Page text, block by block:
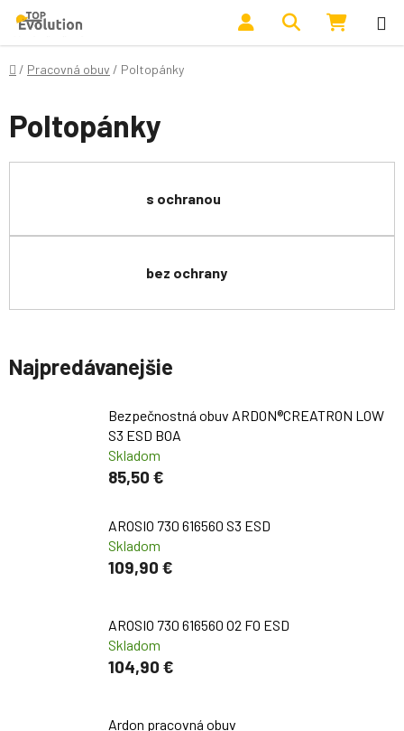
Prejsť na obsah Hľadať
Domov
/ Pracovná obuv / Poltopánky
Poltopánky
s ochranou
bez ochrany
Najpredávanejšie
Bezpečnostná obuv ARDON®CREATRON LOW
S3 ESD BOA
Skladom
85,50 €
AROSIO 730 616560 S3 ESD
Skladom
109,90 €
AROSIO 730 616560 O2 FO ESD
Skladom
104,90 €
Ardon pracovná obuv